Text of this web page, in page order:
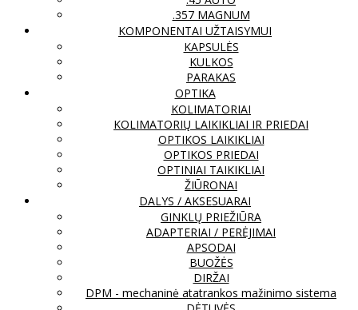
.357 MAGNUM
KOMPONENTAI UŽTAISYMUI
KAPSULĖS
KULKOS
PARAKAS
OPTIKA
KOLIMATORIAI
KOLIMATORIŲ LAIKIKLIAI IR PRIEDAI
OPTIKOS LAIKIKLIAI
OPTIKOS PRIEDAI
OPTINIAI TAIKIKLIAI
ŽIŪRONAI
DALYS / AKSESUARAI
GINKLŲ PRIEŽIŪRA
ADAPTERIAI / PERĖJIMAI
APSODAI
BUOŽĖS
DIRŽAI
DPM - mechaninė atatrankos mažinimo sistema